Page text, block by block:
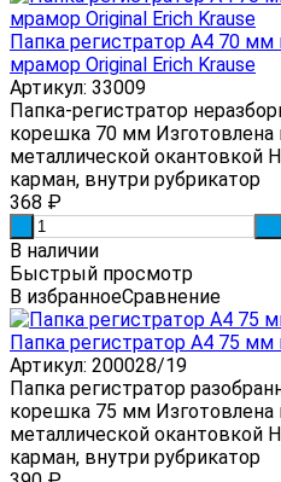
Папка регистратор А4 70
мрамор Original Erich Krause
Артикул: 33009
Папка-регистратор
корешка 70 мм Изготовлена
металлической окантовкой
карман, внутри рубрикатор
368 ₽
В наличии
Быстрый просмотр
В избранноеСравнение
Папка регистратор А4 75 мм
Артикул: 200028/19
Папка регистратор
корешка 75 мм Изготовлена
металлической окантовкой
карман, внутри рубрикатор